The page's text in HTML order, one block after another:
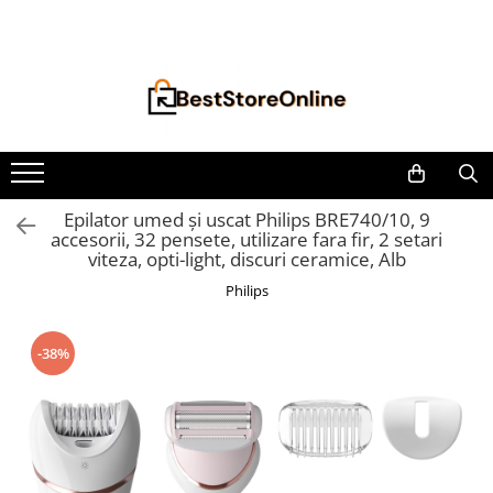
Accesorii aparate climatizare
Accesorii console gaming
Accesorii si Piese Aspiratoare
Aspiratoare Universale
Dyson
iRobot Roomba
Philips
Tefal Rowenta X-Force Flex
Xiaomi Roborock
Aspiratoare
Auto Moto
Epilator umed și uscat Philips BRE740/10, 9
accesorii, 32 pensete, utilizare fara fir, 2 setari
viteza, opti-light, discuri ceramice, Alb
Philips
-38%